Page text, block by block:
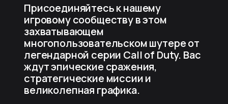
Присоединяйтесь к нашему
игровому сообществу в этом
захватывающем
многопользовательском шутере от
легендарной серии Call of Duty. Вас
ждут эпические сражения,
стратегические миссии и
великолепная графика.